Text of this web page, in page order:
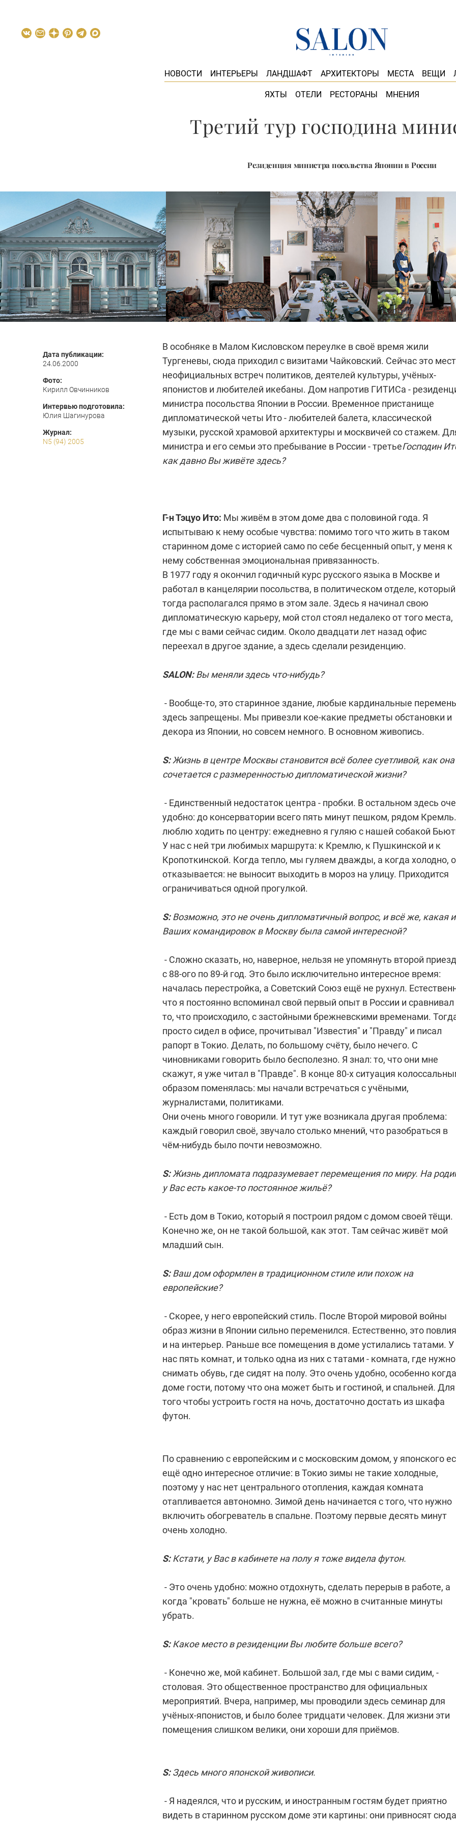
НОВОСТИ ИНТЕРЬЕРЫ ЛАНДШАФТ АРХИТЕКТОРЫ МЕСТА ВЕЩИ
ЯХТЫ ОТЕЛИ РЕСТОРАНЫ МНЕНИЯ
Третий тур господина
Резиденция министра посольства Японии в России
Дата публикации:
24.06.2000
Фото:
Кирилл Овчинников
Интервью подготовила:
Юлия Шагинурова
Журнал:
N5 (94) 2005
В особняке в Малом Кисловском переулке в своё время жили
Тургеневы, сюда приходил с визитами Чайковский. Сейчас это
неофициальных встреч политиков, деятелей культуры, учёных-
японистов и любителей икебаны. Дом напротив ГИТИСа -
министра посольства Японии в России. Временное пристанище
дипломатической четы Ито - любителей балета, классической
музыки, русской храмовой архитектуры и москвичей со стажем.
министра и его семьи это пребывание в России - третьеГосподин
как давно Вы живёте здесь?
Г-н Тэцуо Ито: Мы живём в этом доме два с половиной года. Я
испытываю к нему особые чувства: помимо того что жить в таком
старинном доме с историей само по себе бесценный опыт, у меня к
нему собственная эмоциональная привязанность.
В 1977 году я окончил годичный курс русского языка в Москве и
работал в канцелярии посольства, в политическом отделе, который
тогда располагался прямо в этом зале. Здесь я начинал свою
дипломатическую карьеру, мой стол стоял недалеко от того места,
где мы с вами сейчас сидим. Около двадцати лет назад офис
переехал в другое здание, а здесь сделали резиденцию.
SALON:Вы меняли здесь что-нибудь?
- Вообще-то, это старинное здание, любые кардинальные
здесь запрещены. Мы привезли кое-какие предметы обстановки и
декора из Японии, но совсем немного. В основном живопись.
S:Жизнь в центре Москвы становится всё более суетливой, как она
сочетается с размеренностью дипломатической жизни?
- Единственный недостаток центра - пробки. В остальном здесь
удобно: до консерватории всего пять минут пешком, рядом
люблю ходить по центру: ежедневно я гуляю с нашей собакой
У нас с ней три любимых маршрута: к Кремлю, к Пушкинской и к
Кропоткинской. Когда тепло, мы гуляем дважды, а когда холодно,
отказывается: не выносит выходить в мороз на улицу. Приходится
ограничиваться одной прогулкой.
S:Возможно, это не очень дипломатичный вопрос, и всё же, какая
Ваших командировок в Москву была самой интересной?
- Сложно сказать, но, наверное, нельзя не упомянуть второй
с 88-ого по 89-й год. Это было исключительно интересное время:
началась перестройка, а Советский Союз ещё не рухнул.
что я постоянно вспоминал свой первый опыт в России и сравнивал
то, что происходило, с застойными брежневскими временами.
просто сидел в офисе, прочитывал "Известия" и "Правду" и писал
рапорт в Токио. Делать, по большому счёту, было нечего. С
чиновниками говорить было бесполезно. Я знал: то, что они мне
скажут, я уже читал в "Правде". В конце 80-х ситуация
образом поменялась: мы начали встречаться с учёными,
журналистами, политиками.
Они очень много говорили. И тут уже возникала другая проблема:
каждый говорил своё, звучало столько мнений, что разобраться в
чём-нибудь было почти невозможно.
S:Жизнь дипломата подразумевает перемещения по миру. На
у Вас есть какое-то постоянное жильё?
- Есть дом в Токио, который я построил рядом с домом своей тёщи.
Конечно же, он не такой большой, как этот. Там сейчас живёт мой
младший сын.
S:Ваш дом оформлен в традиционном стиле или похож на
европейские?
- Скорее, у него европейский стиль. После Второй мировой войны
образ жизни в Японии сильно переменился. Естественно, это
и на интерьер. Раньше все помещения в доме устилались татами. У
нас пять комнат, и только одна из них с татами - комната, где нужно
снимать обувь, где сидят на полу. Это очень удобно, особенно
доме гости, потому что она может быть и гостиной, и спальней. Для
того чтобы устроить гостя на ночь, достаточно достать из шкафа
футон.
По сравнению с европейским и с московским домом, у японского
ещё одно интересное отличие: в Токио зимы не такие холодные,
поэтому у нас нет центрального отопления, каждая комната
отапливается автономно. Зимой день начинается с того, что нужно
включить обогреватель в спальне. Поэтому первые десять минут
очень холодно.
S:Кстати, у Вас в кабинете на полу я тоже видела футон.
- Это очень удобно: можно отдохнуть, сделать перерыв в работе, а
когда "кровать" больше не нужна, её можно в считанные минуты
убрать.
S:Какое место в резиденции Вы любите больше всего?
- Конечно же, мой кабинет. Большой зал, где мы с вами сидим, -
столовая. Это общественное пространство для официальных
мероприятий. Вчера, например, мы проводили здесь семинар для
учёных-японистов, и было более тридцати человек. Для жизни эти
помещения слишком велики, они хороши для приёмов.
S:Здесь много японской живописи.
- Я надеялся, что и русским, и иностранным гостям будет приятно
видеть в старинном русском доме эти картины: они привносят сюда